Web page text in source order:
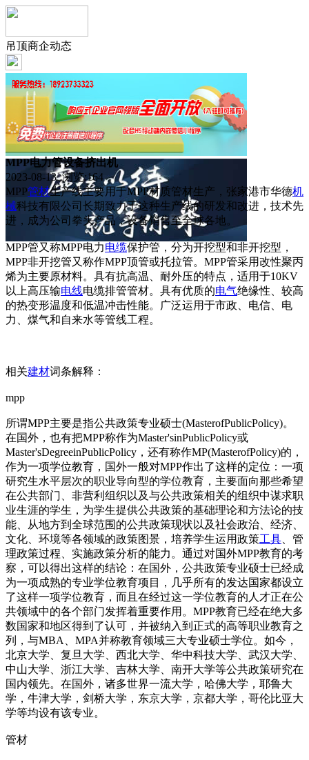
吊顶商企动态
MPP电力管设备挤出机
2023-08-13 浏览:164
MPP管材生产线主要用于MPP材质管材生产，张家港市华德机
械科技有限公司长期致力于这种生产线的研发和改进，技术先
进，成为公司拳头产品，设备销售至全球各地。
MPP管又称MPP电力电缆保护管，分为开挖型和非开挖型，
MPP非开挖管又称作MPP顶管或托拉管。MPP管采用改性聚丙
烯为主要原材料。具有抗高温、耐外压的特点，适用于10KV
以上高压输电线电缆排管管材。具有优质的电气绝缘性、较高
的热变形温度和低温冲击性能。广泛运用于市政、电信、电
力、煤气和自来水等管线工程。
相关建材词条解释：
mpp
所谓MPP主要是指公共政策专业硕士(MasterofPublicPolicy)。
在国外，也有把MPP称作为Master'sinPublicPolicy或
Master'sDegreeinPublicPolicy，还有称作MP(MasterofPolicy)的，
作为一项学位教育，国外一般对MPP作出了这样的定位：一项
研究生水平层次的职业导向型的学位教育，主要面向那些希望
在公共部门、非营利组织以及与公共政策相关的组织中谋求职
业生涯的学生，为学生提供公共政策的基础理论和方法论的技
能、从地方到全球范围的公共政策现状以及社会政治、经济、
文化、环境等各领域的政策图景，培养学生运用政策工具 、管
理政策过程、实施政策分析的能力。通过对国外MPP教育的考
察，可以得出这样的结论：在国外，公共政策专业硕士已经成
为一项成熟的专业学位教育项目，几乎所有的发达国家都设立
了这样一项学位教育，而且在经过这一学位教育的人才正在公
共领域中的各个部门发挥着重要作用。MPP教育已经在绝大多
数国家和地区得到了认可，并被纳入到正式的高等职业教育之
列，与MBA、MPA并称教育领域三大专业硕士学位。如今，
北京大学、复旦大学、西北大学、华中科技大学、武汉大学、
中山大学、浙江大学、吉林大学、南开大学等公共政策研究在
国内领先。在国外，诸多世界一流大学，哈佛大学，耶鲁大
学，牛津大学，剑桥大学，东京大学，京都大学，哥伦比亚大
学等均设有该专业。
管材